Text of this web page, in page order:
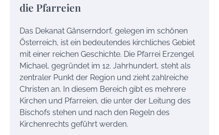
die Pfarreien
Das Dekanat Gänserndorf, gelegen im schönen
Österreich, ist ein bedeutendes kirchliches Gebiet
mit einer reichen Geschichte. Die Pfarrei Erzengel
Michael, gegründet im 12. Jahrhundert, steht als
zentraler Punkt der Region und zieht zahlreiche
Christen an. In diesem Bereich gibt es mehrere
Kirchen und Pfarreien, die unter der Leitung des
Bischofs stehen und nach den Regeln des
Kirchenrechts geführt werden.